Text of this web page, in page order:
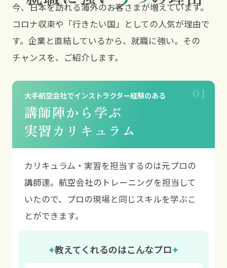
今、日本を訪れる海外のお客さまが増えています。
コロナ収束や「行きたい国」としての人気が理由で
す。企業と直結しているから、就職に強い。その
チャンスを、ご紹介します。
講師陣から学ぶ
実習カリキュラム
カリキュラム・実習を担当するのは元プロの
講師達。航空会社のトレーニングを担当して
いたので、プロの現場と同じスキルを学ぶこ
とができます。
教えてくれるのはこんなプロ